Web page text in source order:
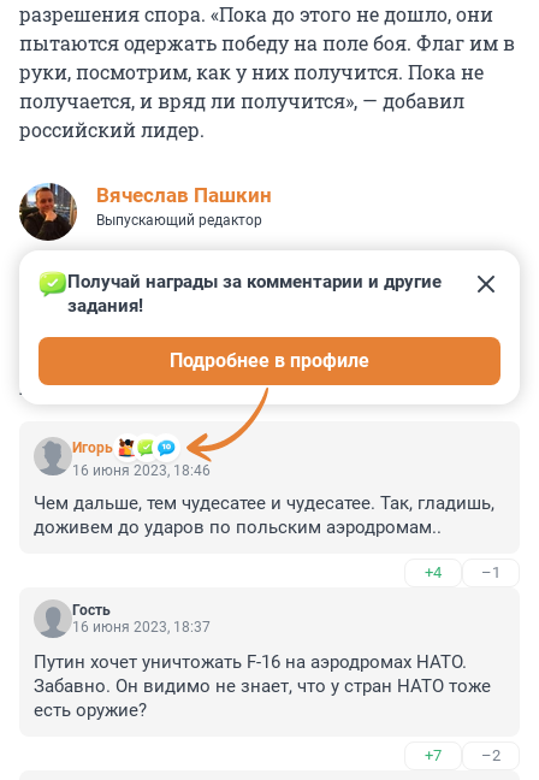
разрешения спора. «Пока до этого не дошло, они
пытаются одержать победу на поле боя. Флаг им в
руки, посмотрим, как у них получится. Пока не
получается, и вряд ли получится», — добавил
российский лидер.
Вячеслав Пашкин
Выпускающий редактор
КОММЕНТАРИИ 50
Игoрь
Получай награды за комментарии и другие
задания!
Подробнее в профиле
16 июня 2023, 18:46
Чем дальше, тем чудесатее и чудесатее. Так, гладишь,
доживем до ударов по польским аэродромам..
+4 –1
Гость
16 июня 2023, 18:37
Путин хочет уничтожать F-16 на аэродромах НАТО.
Забавно. Он видимо не знает, что у стран НАТО тоже
есть оружие?
+7 –2